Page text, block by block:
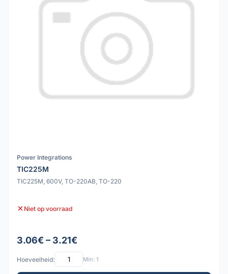
Power Integrations
TIC225M
TIC225M, 600V, TO-220AB, TO-220
Niet op voorraad
3.06€ – 3.21€
Hoeveelheid: Min: 1